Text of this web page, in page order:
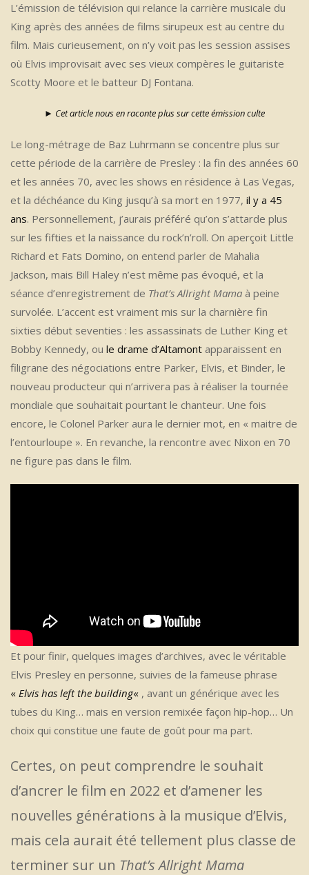
L’émission de télévision qui relance la carrière musicale du
King après des années de films sirupeux est au centre du
film. Mais curieusement, on n’y voit pas les session assises
où Elvis improvisait avec ses vieux compères le guitariste
Scotty Moore et le batteur DJ Fontana.
► Cet article nous en raconte plus sur cette émission culte
Le long-métrage de Baz Luhrmann se concentre plus sur
cette période de la carrière de Presley : la fin des années 60
et les années 70, avec les shows en résidence à Las Vegas,
et la déchéance du King jusqu’à sa mort en 1977, il y a 45
ans. Personnellement, j’aurais préféré qu’on s’attarde plus
sur les fifties et la naissance du rock’n’roll. On aperçoit Little
Richard et Fats Domino, on entend parler de Mahalia
Jackson, mais Bill Haley n’est même pas évoqué, et la
séance d’enregistrement de That’s Allright Mama à peine
survolée. L’accent est vraiment mis sur la charnière fin
sixties début seventies : les assassinats de Luther King et
Bobby Kennedy, ou le drame d’Altamont apparaissent en
filigrane des négociations entre Parker, Elvis, et Binder, le
nouveau producteur qui n’arrivera pas à réaliser la tournée
mondiale que souhaitait pourtant le chanteur. Une fois
encore, le Colonel Parker aura le dernier mot, en « maitre de
l’entourloupe ». En revanche, la rencontre avec Nixon en 70
ne figure pas dans le film.
Et pour finir, quelques images d’archives, avec le véritable
Elvis Presley en personne, suivies de la fameuse phrase
« Elvis has left the building« , avant un générique avec les
tubes du King… mais en version remixée façon hip-hop… Un
choix qui constitue une faute de goût pour ma part.
Certes, on peut comprendre le souhait
d’ancrer le film en 2022 et d’amener les
nouvelles générations à la musique d’Elvis,
mais cela aurait été tellement plus classe de
terminer sur un That’s Allright Mama